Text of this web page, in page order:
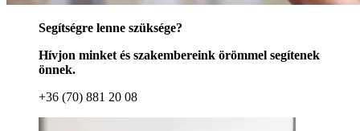
Segítségre lenne szüksége?
Hívjon minket és szakembereink örömmel segítenek
önnek.
+36 (70) 881 20 08